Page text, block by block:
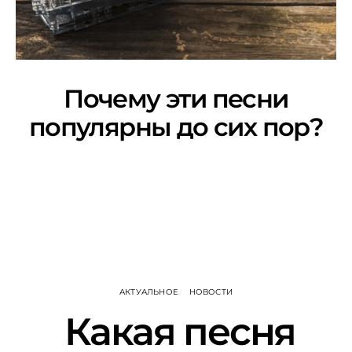
«Караоке Клаб» на
ТНТ: Почему все
поют?
Почему эти песни
популярны до сих пор?
АКТУАЛЬНОЕ НОВОСТИ
Какая песня